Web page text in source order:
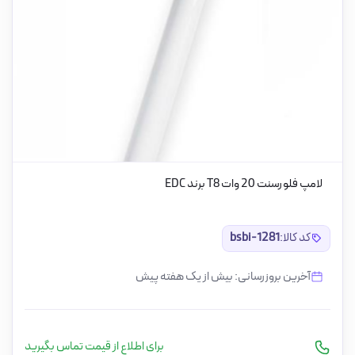
لامپ فلورسنت 20 وات T8 برند EDC
کد کالا:bsbi-1281
آخرین بروزرسانی: بیش از یک هفته پیش
برای اطلاع از قیمت تماس بگیرید